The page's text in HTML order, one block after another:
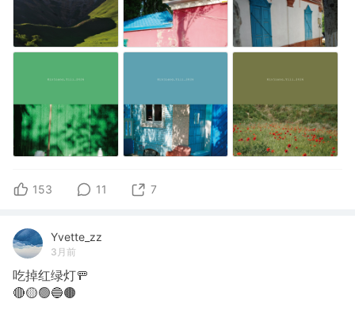
153 11 7
Yvette_zz
3月前
吃掉红绿灯🚥
🔴🟡🟢🔵🟤